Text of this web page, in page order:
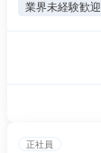
業界未経験歓迎
正社員